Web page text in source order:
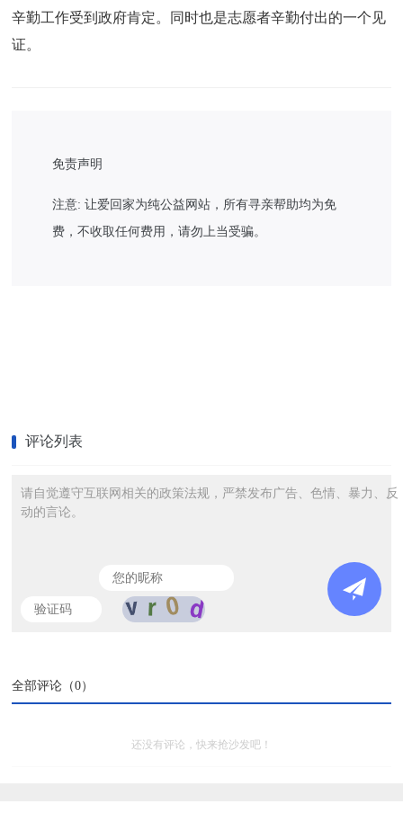
辛勤工作受到政府肯定。同时也是志愿者辛勤付出的一个见
证。
免责声明
注意: 让爱回家为纯公益网站，所有寻亲帮助均为免
费，不收取任何费用，请勿上当受骗。
评论列表
请自觉遵守互联网相关的政策法规，严禁发布广告、色情、暴力、反
动的言论。
全部评论（0）
还没有评论，快来抢沙发吧！